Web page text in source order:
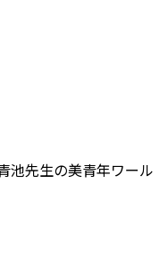
池先生の美青年ワール